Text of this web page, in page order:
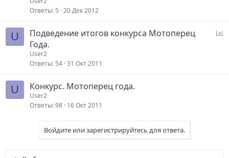
Ответы 5 20 Дек 2012
U
Подведение итогов конкурса Мотоперец
Года.
User2
Ответы 54 31 Окт 2011
U Конкурс. Мотоперец года.
User2
Ответы 98 16 Окт 2011
Войдите или зарегистрируйтесь для ответа.